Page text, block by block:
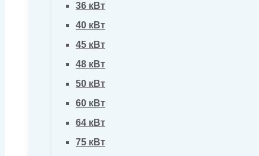
36 кВт
40 кВт
45 кВт
48 кВт
50 кВт
60 кВт
64 кВт
75 кВт